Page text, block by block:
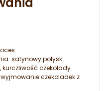
satynowy połysk
kurczliwość czekolady
czekoladek z